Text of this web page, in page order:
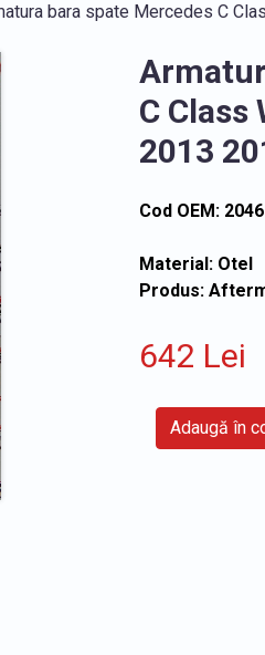
bara spate Mercedes C
C Class
2013
Cod OEM:
Material: Otel
Produs:
642 Lei
Adaugă în